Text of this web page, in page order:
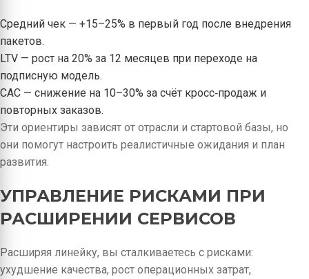
Средний чек — +15–25% в первый год после внедрения
пакетов.
LTV — рост на 20% за 12 месяцев при переходе на
подписную модель.
CAC — снижение на 10–30% за счёт кросс‑продаж и
повторных заказов.
Эти ориентиры зависят от отрасли и стартовой базы, но
они помогут настроить реалистичные ожидания и план
развития.
УПРАВЛЕНИЕ РИСКАМИ ПРИ
РАСШИРЕНИИ СЕРВИСОВ
Расширяя линейку, вы сталкиваетесь с рисками:
ухудшение качества, рост операционных затрат,